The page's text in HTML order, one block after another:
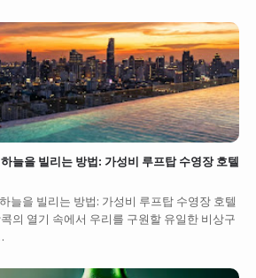
늘을 빌리는 방법: 가성비 루프탑 수영장 호텔
늘을 빌리는 방법: 가성비 루프탑 수영장 호텔
의 열기 속에서 우리를 구원할 유일한 비상구